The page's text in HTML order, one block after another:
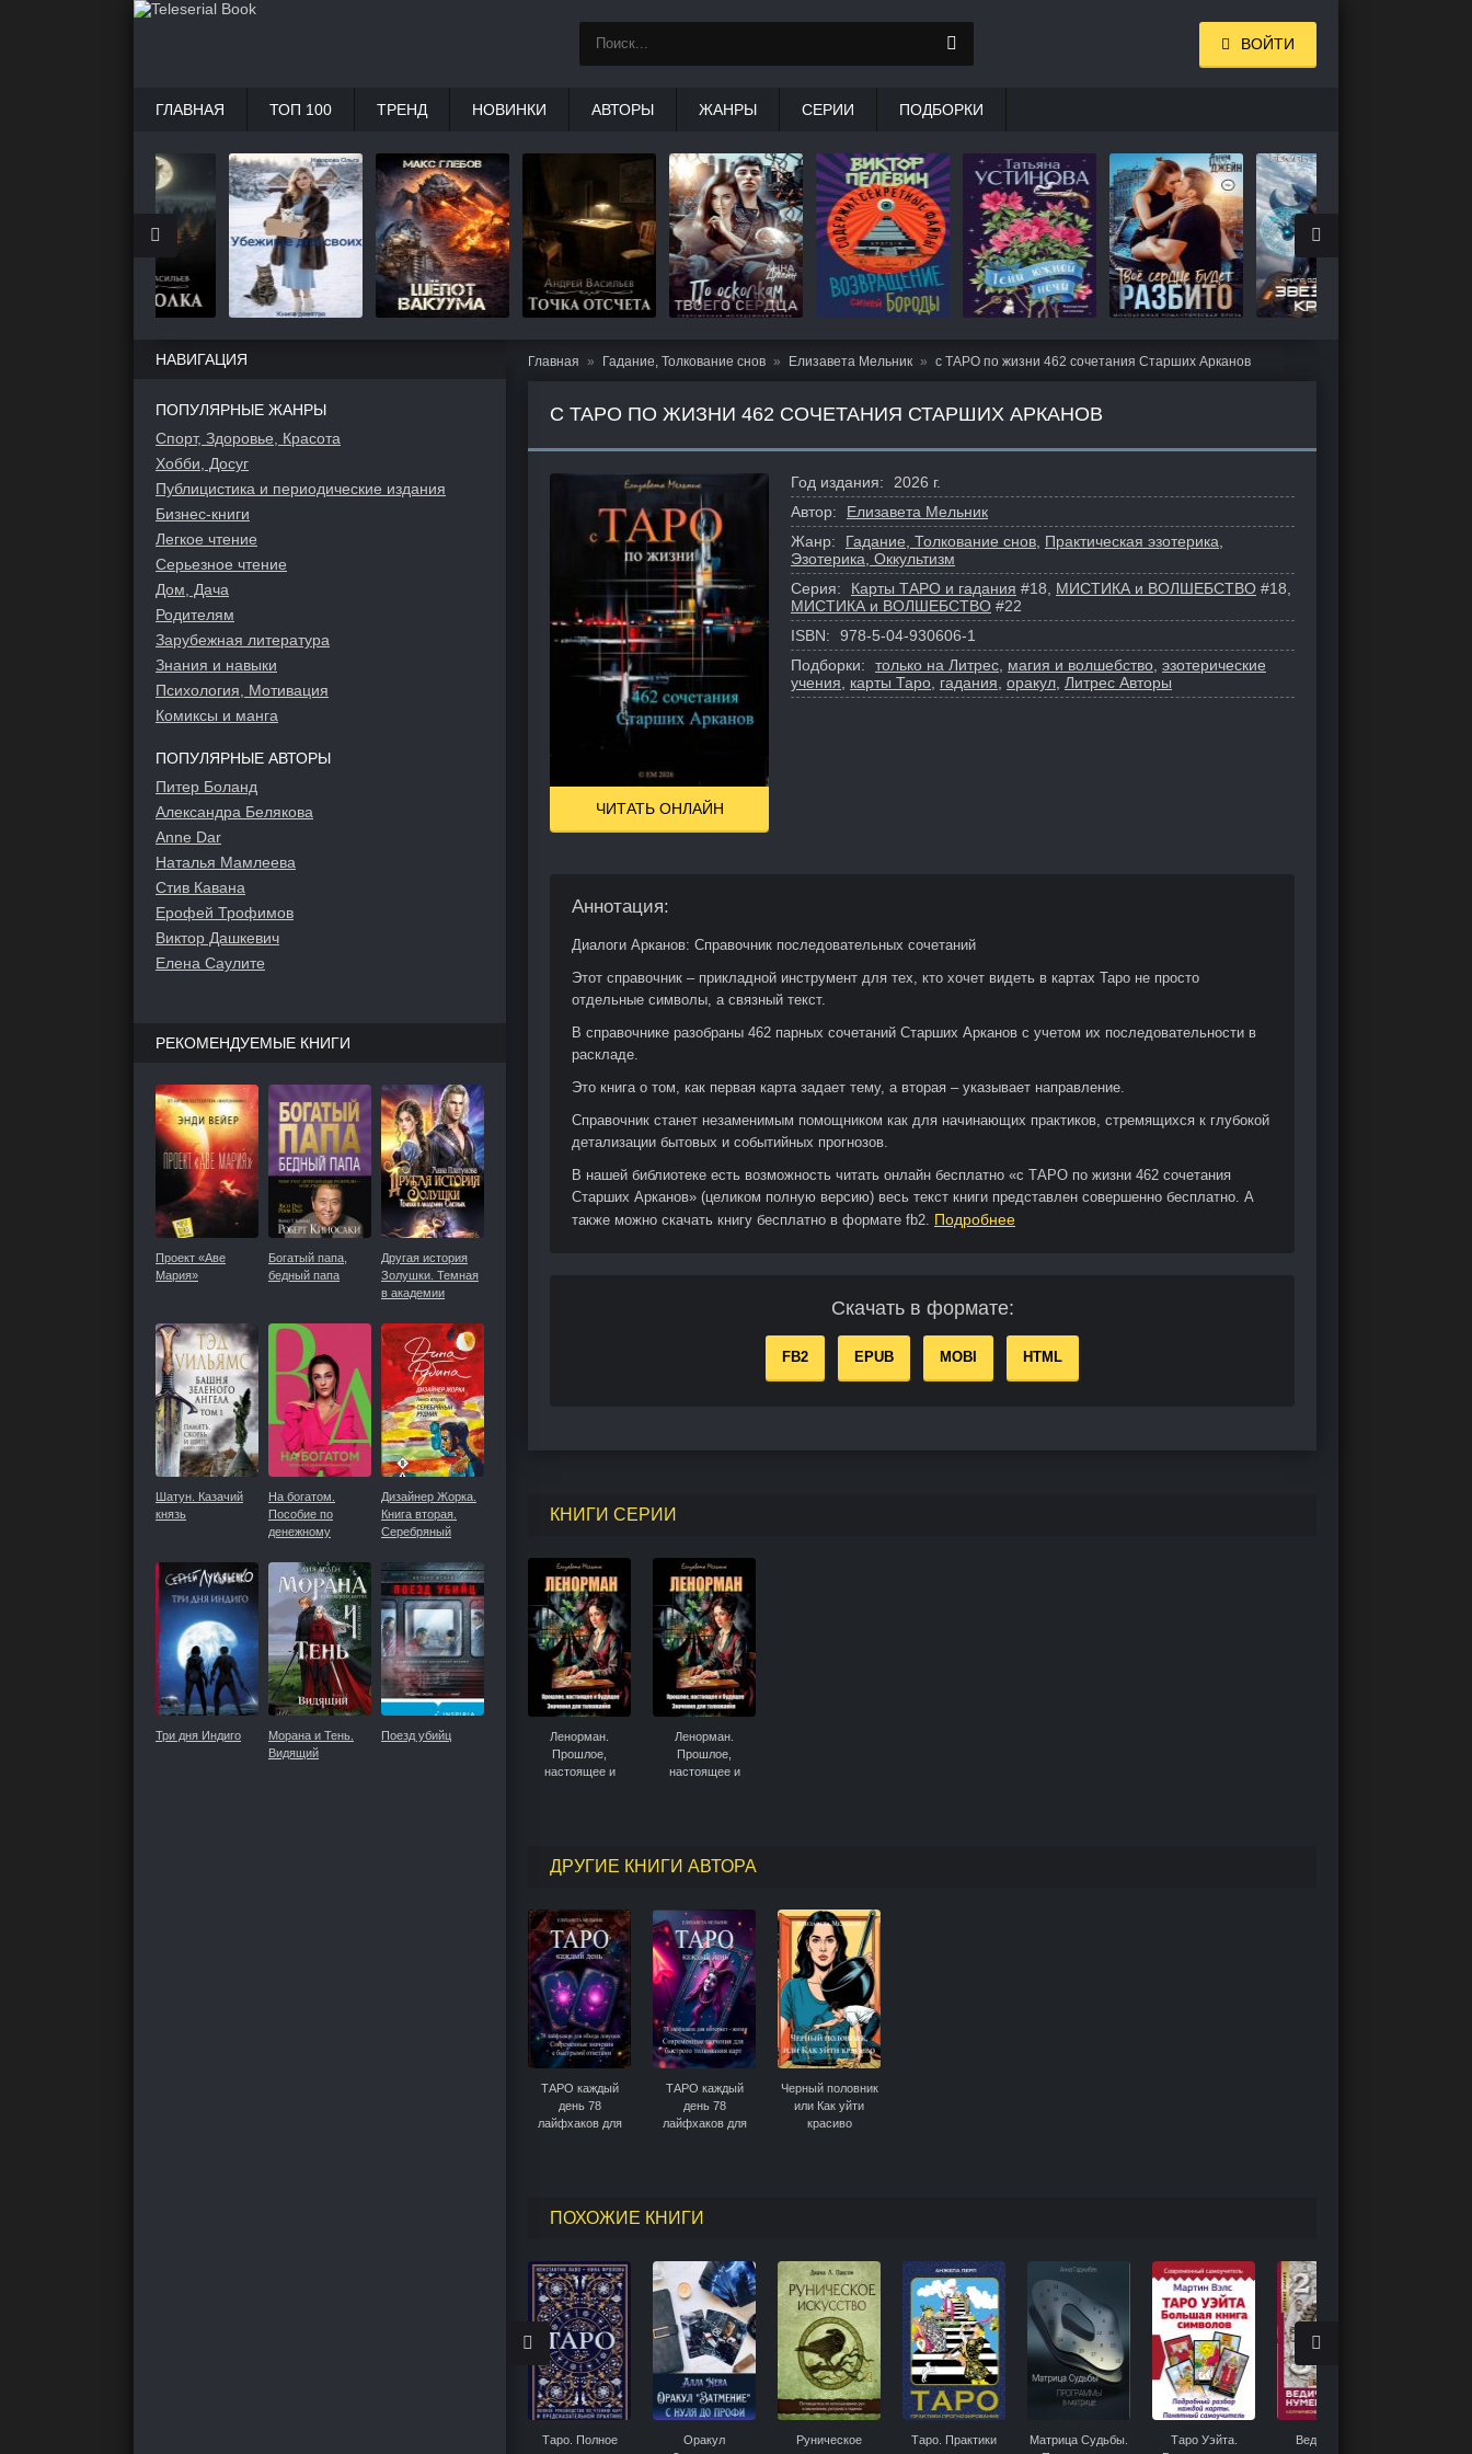
Главная Гадание, Толкование снов Елизавета Мельник с ТАРО по жизни 462 сочетания Старших Арканов
С ТАРО ПО ЖИЗНИ 462 СОЧЕТАНИЯ СТАРШИХ АРКАНОВ
ЧИТАТЬ ОНЛАЙН
Год издания:
2026 г.
Автор:
Елизавета Мельник
Жанр:
Гадание, Толкование снов Практическая эзотерика
Эзотерика, Оккультизм
Серия:
Карты ТАРО и гадания #18, МИСТИКА и ВОЛШЕБСТВО #18,
МИСТИКА и ВОЛШЕБСТВО #22
ISBN:
978-5-04-930606-1
Подборки:
только на Литрес магия и волшебство эзотерические
учения
карты Таро гадания оракул Литрес Авторы
Аннотация:
Диалоги Арканов: Справочник последовательных сочетаний
Этот справочник – прикладной инструмент для тех, кто хочет видеть в картах Таро не просто
отдельные символы, а связный текст.
В справочнике разобраны 462 парных сочетаний Старших Арканов с учетом их последовательности в
раскладе.
Это книга о том, как первая карта задает тему, а вторая – указывает направление.
Справочник станет незаменимым помощником как для начинающих практиков, стремящихся к глубокой
детализации бытовых и событийных прогнозов.
В нашей библиотеке есть возможность читать онлайн бесплатно «с ТАРО по жизни 462 сочетания
Старших Арканов» (целиком полную версию) весь текст книги представлен совершенно бесплатно. А
также можно скачать книгу бесплатно в формате fb2. Подробнее
Скачать в формате:
FB2 EPUB MOBI HTML
КНИГИ СЕРИИ
Ленорман.
Прошлое,
настоящее и
Ленорман.
Прошлое,
настоящее и
ДРУГИЕ КНИГИ АВТОРА
ТАРО каждый
день 78
лайфхаков для
ответами
ТАРО каждый
день 78
лайфхаков для
толкования карт
Черный половник
или Как уйти
красиво
ПОХОЖИЕ КНИГИ
Таро. Полное
Оракул
Руническое
Таро. Практики
Матрица Судьбы.
Таро Уэйта.
Ведическая
НАВИГАЦИЯ
ПОПУЛЯРНЫЕ ЖАНРЫ
Спорт, Здоровье, Красота
Хобби, Досуг
Публицистика и периодические издания
Бизнес-книги
Легкое чтение
Серьезное чтение
Дом, Дача
Родителям
Зарубежная литература
Знания и навыки
Психология, Мотивация
Комиксы и манга
ПОПУЛЯРНЫЕ АВТОРЫ
Питер Боланд
Александра Белякова
Anne Dar
Наталья Мамлеева
Стив Кавана
Ерофей Трофимов
Виктор Дашкевич
Елена Саулите
РЕКОМЕНДУЕМЫЕ КНИГИ
Проект «Аве
Мария»
Богатый папа,
бедный папа
Другая история
Золушки. Темная
в академии
Шатун. Казачий
князь
На богатом.
Пособие по
денежному
Дизайнер Жорка.
Книга вторая.
Серебряный
Три дня Индиго
Морана и Тень.
Видящий
Поезд убийц
ВОЙТИ
ГЛАВНАЯ ТОП 100 ТРЕНД НОВИНКИ АВТОРЫ ЖАНРЫ СЕРИИ ПОДБОРКИ